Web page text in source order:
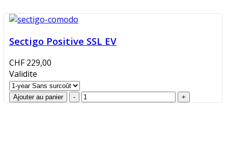
Sectigo Positive SSL EV
CHF 229,00
Validite